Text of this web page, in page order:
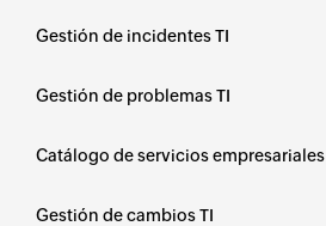
Gestión de incidentes TI
Gestión de problemas TI
Catálogo de servicios empresariales
Gestión de cambios TI